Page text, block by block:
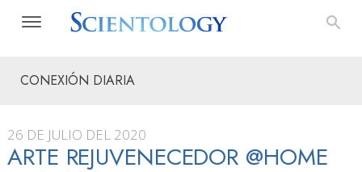
CONEXIÓN DIARIA
26 DE JULIO DEL 2020
ARTE REJUVENECEDOR @HOME